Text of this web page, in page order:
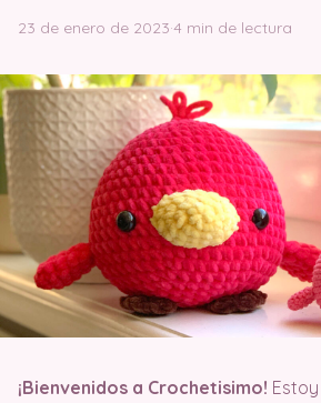
23 de enero de 2023·4 min de lectura
¡Bienvenidos a Crochetisimo!